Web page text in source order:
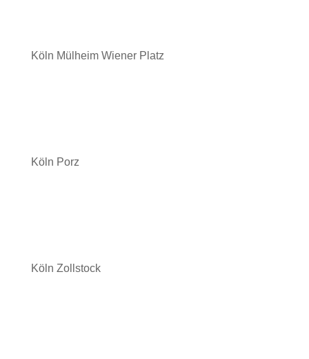
Köln Mülheim Wiener Platz
Köln Porz
Köln Zollstock